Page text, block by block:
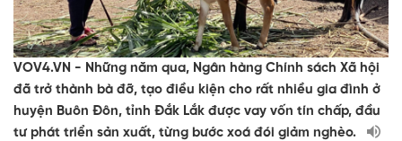
VOV4.VN - Những năm qua, Ngân hàng Chính sách Xã hội
đã trở thành bà đỡ, tạo điều kiện cho rất nhiều gia đình ở
huyện Buôn Đôn, tỉnh Đắk Lắk được vay vốn tín chấp, đầu
tư phát triển sản xuất, từng bước xoá đói giảm nghèo.